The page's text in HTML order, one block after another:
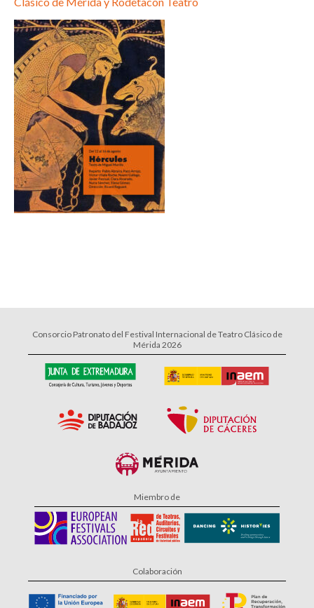
Consorcio Patronato del Festival Internacional de Teatro Clásico de
Mérida 2026
Miembro de
Colaboración